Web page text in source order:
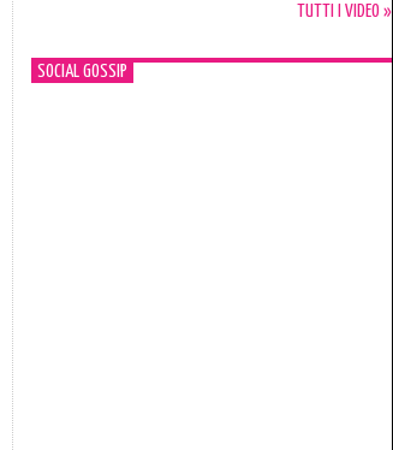
TUTTI I VIDEO »
SOCIAL GOSSIP